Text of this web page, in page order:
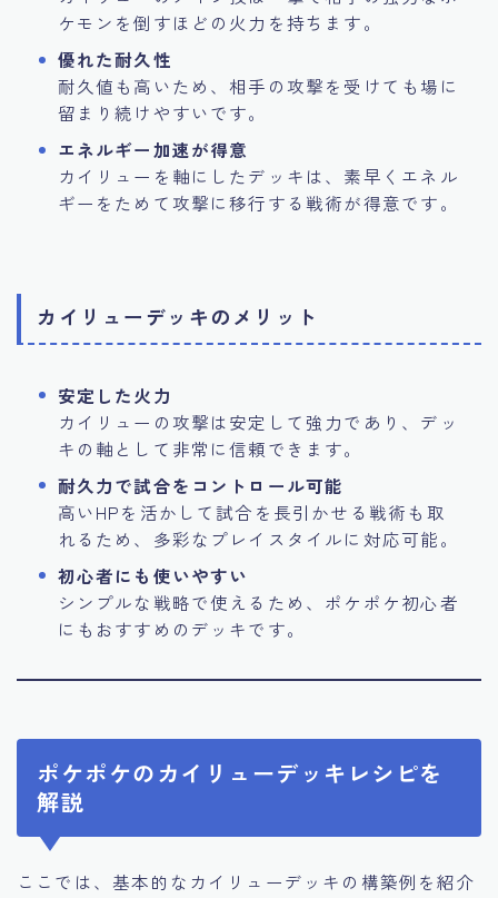
ケモンを倒すほどの火力を持ちます。
優れた耐久性
耐久値も高いため、相手の攻撃を受けても場に
留まり続けやすいです。
エネルギー加速が得意
カイリューを軸にしたデッキは、素早くエネル
ギーをためて攻撃に移行する戦術が得意です。
カイリューデッキのメリット
安定した火力
カイリューの攻撃は安定して強力であり、デッ
キの軸として非常に信頼できます。
耐久力で試合をコントロール可能
高いHPを活かして試合を長引かせる戦術も取
れるため、多彩なプレイスタイルに対応可能。
初心者にも使いやすい
シンプルな戦略で使えるため、ポケポケ初心者
にもおすすめのデッキです。
ポケポケのカイリューデッキレシピを
解説
ここでは、基本的なカイリューデッキの構築例を紹介